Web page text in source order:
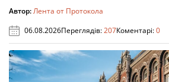
Автор:Лента от Протокола
06.08.2026Переглядів:207Коментарі:0